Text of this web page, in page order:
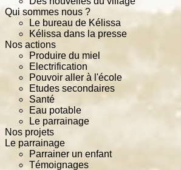
Qui sommes nous ?
Le bureau de Kélissa
Kélissa dans la presse
Nos actions
Produire du miel
Electrification
Pouvoir aller à l'école
Etudes secondaires
Santé
Eau potable
Le parrainage
Nos projets
Le parrainage
Parrainer un enfant
Témoignages